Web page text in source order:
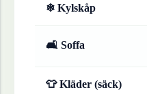
❄ Kylskåp
🛋 Soffa
👕 Kläder (säck)